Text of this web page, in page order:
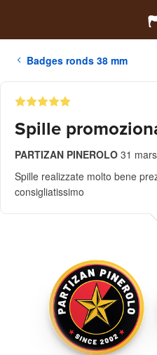
Badges ronds 38 mm
Spille
PARTIZAN PINEROLO 31
Spille realizzate molto bene
consigliatissimo